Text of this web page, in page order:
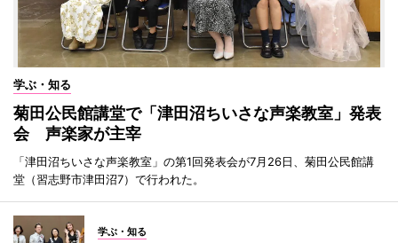
学ぶ・知る
菊田公民館講堂で「津田沼ちいさな声楽教室」発表
会 声楽家が主宰
「津田沼ちいさな声楽教室」の第1回発表会が7月26日、菊田公民館講
堂（習志野市津田沼7）で行われた。
学ぶ・知る